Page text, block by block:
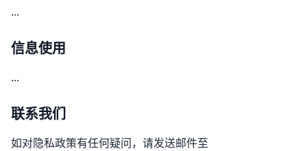
...
信息使用
...
联系我们
如对隐私政策有任何疑问，请发送邮件至